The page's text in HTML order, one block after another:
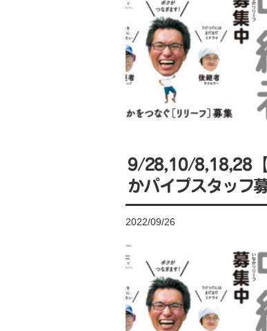
9/28,10/8,18,28【
かパイプスタッフ
2022/09/26